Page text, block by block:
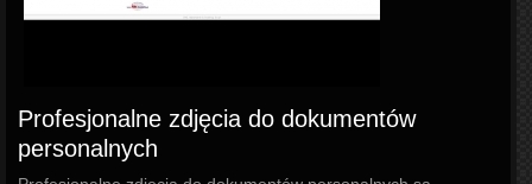
Profesjonalne zdjęcia do dokumentów
personalnych